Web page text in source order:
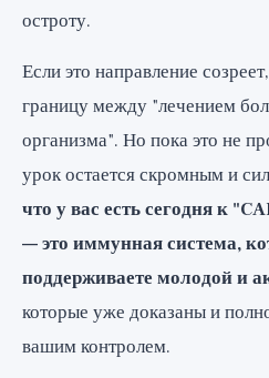
остроту.
Если это направление
границу между "лечением
организма". Но пока это не
урок остается скромным и
что у вас есть сегодня к
— это иммунная система,
поддерживаете молодой и
которые уже доказаны и
вашим контролем.